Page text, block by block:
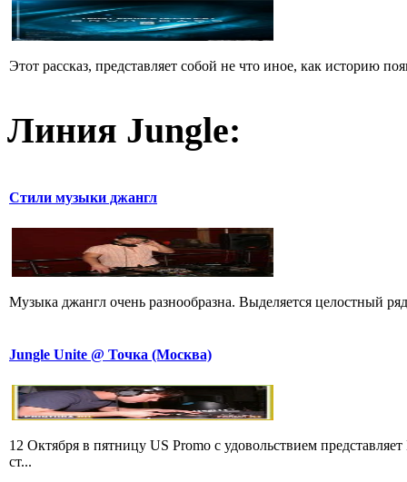
Этот рассказ, представляет собой не что иное, как историю
Линия Jungle:
Стили музыки джангл
Музыка джангл очень разнообразна. Выделяется целостный
Jungle Unite @ Точка (Москва)
12 Октября в пятницу US Promo с удовольствием
ст...